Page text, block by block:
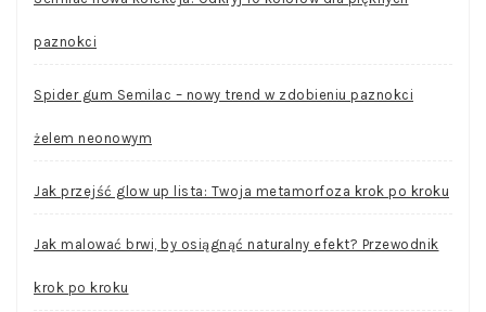
paznokci
Spider gum Semilac – nowy trend w zdobieniu paznokci
żelem neonowym
Jak przejść glow up lista: Twoja metamorfoza krok po kroku
Jak malować brwi, by osiągnąć naturalny efekt? Przewodnik
krok po kroku